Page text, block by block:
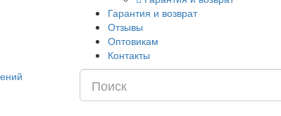
Гарантия и возврат
Отзывы
Оптовикам
Контакты